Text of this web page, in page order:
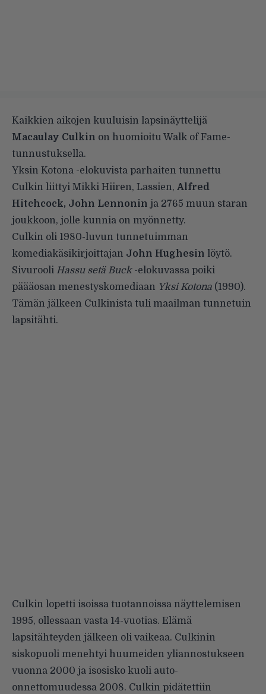
Kaikkien aikojen kuuluisin lapsinäyttelijä
Macaulay Culkin on huomioitu Walk of Fame-
tunnustuksella.
Yksin Kotona -elokuvista parhaiten tunnettu
Culkin liittyi Mikki Hiiren, Lassien, Alfred
Hitchcock, John Lennonin ja 2765 muun staran
joukkoon, jolle kunnia on myönnetty.
Culkin oli 1980-luvun tunnetuimman
komediakäsikirjoittajan John Hughesin löytö.
Sivurooli Hassu setä Buck-elokuvassa poiki
päääosan menestyskomediaan Yksi Kotona (1990).
Tämän jälkeen Culkinista tuli maailman tunnetuin
lapsitähti.
Culkin lopetti isoissa tuotannoissa näyttelemisen
1995, ollessaan vasta 14-vuotias. Elämä
lapsitähteyden jälkeen oli vaikeaa. Culkinin
siskopuoli menehtyi huumeiden yliannostukseen
vuonna 2000 ja isosisko kuoli auto-
onnettomuudessa 2008. Culkin pidätettiin